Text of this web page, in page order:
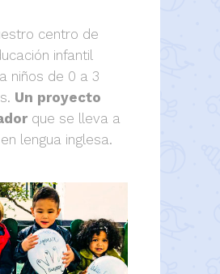
centro de
infantil
niños de 0 a 3
Un proyecto
que se lleva a
lengua inglesa.